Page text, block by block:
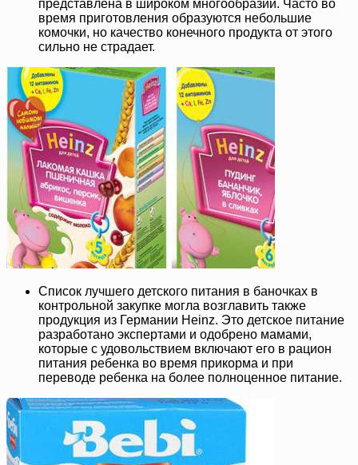
представлена в широком многообразии. Часто во
время приготовления образуются небольшие
комочки, но качество конечного продукта от этого
сильно не страдает.
Список лучшего детского питания в баночках в
контрольной закупке могла возглавить также
продукция из Германии Heinz. Это детское питание
разработано экспертами и одобрено мамами,
которые с удовольствием включают его в рацион
питания ребенка во время прикорма и при
переводе ребенка на более полноценное питание.